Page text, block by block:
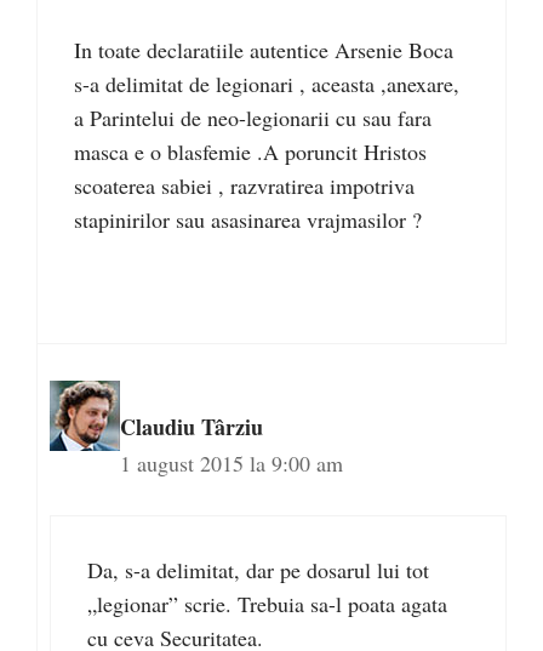
In toate declaratiile autentice Arsenie Boca
s-a delimitat de legionari , aceasta ,anexare,
a Parintelui de neo-legionarii cu sau fara
masca e o blasfemie .A poruncit Hristos
scoaterea sabiei , razvratirea impotriva
stapinirilor sau asasinarea vrajmasilor ?
Claudiu Târziu
1 august 2015 la 9:00 am
Da, s-a delimitat, dar pe dosarul lui tot
„legionar” scrie. Trebuia sa-l poata agata
cu ceva Securitatea.